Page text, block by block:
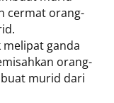
cermat orang-
ganda
orang-
murid dari